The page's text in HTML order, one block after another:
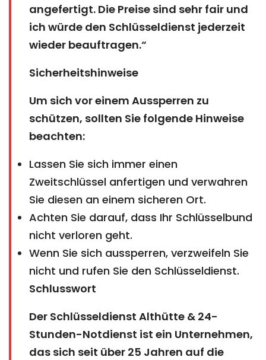
angefertigt. Die Preise sind sehr fair und
ich würde den Schlüsseldienst jederzeit
wieder beauftragen.“
Sicherheitshinweise
Um sich vor einem Aussperren zu
schützen, sollten Sie folgende Hinweise
beachten:
Lassen Sie sich immer einen
Zweitschlüssel anfertigen und verwahren
Sie diesen an einem sicheren Ort.
Achten Sie darauf, dass Ihr Schlüsselbund
nicht verloren geht.
Wenn Sie sich aussperren, verzweifeln Sie
nicht und rufen Sie den Schlüsseldienst.
Schlusswort
Der Schlüsseldienst Althütte & 24-
Stunden-Notdienst ist ein Unternehmen,
das sich seit über 25 Jahren auf die